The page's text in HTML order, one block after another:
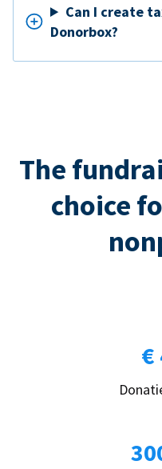
Can I create
Donorbox?
The
choice
€